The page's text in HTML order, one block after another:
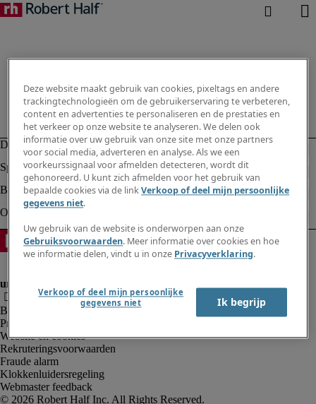
Bedrijfsinformatie
Privacyverklaring
Website en cookies
Rekruteringsvoorwaarden
Fraude alarm
Klokkenluidersregeling
Webmaster feedback
Deze website maakt gebruik van cookies, pixeltags en andere
trackingtechnologieën om de gebruikerservaring te verbeteren,
content en advertenties te personaliseren en de prestaties en
het verkeer op onze website te analyseren. We delen ook
informatie over uw gebruik van onze site met onze partners
voor social media, adverteren en analyse. Als we een
voorkeurssignaal voor afmelden detecteren, wordt dit
gehonoreerd. U kunt zich afmelden voor het gebruik van
bepaalde cookies via de linkVerkoop of deel mijn persoonlijke
gegevens niet.
Uw gebruik van de website is onderworpen aan onze
Gebruiksvoorwaarden. Meer informatie over cookies en hoe
we informatie delen, vindt u in onze Privacyverklaring.
Verkoop of deel mijn persoonlijke
gegevens niet
Ik begrijp